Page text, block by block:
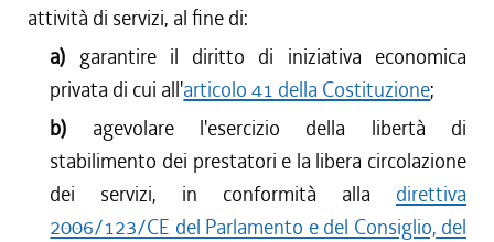
attività di servizi, al fine di:
a) garantire il diritto di iniziativa economica
privata di cui all'articolo 41 della Costituzione;
b) agevolare l'esercizio della libertà di
stabilimento dei prestatori e la libera circolazione
dei servizi, in conformità alla direttiva
2006/123/CE del Parlamento e del Consiglio, del